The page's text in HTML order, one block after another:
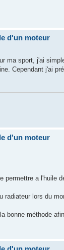
d'un moteur
ma sport, j'ai
Cependant j'ai
d'un moteur
permettre a l'huile
lors du
bonne méthode